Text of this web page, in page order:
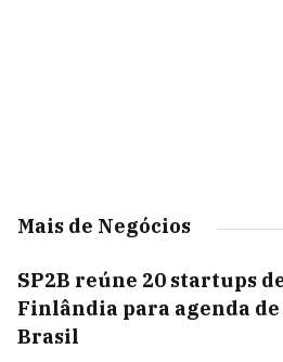
Mais de Negócios
SP2B reúne 20 startups
Finlândia para agenda de
Brasil